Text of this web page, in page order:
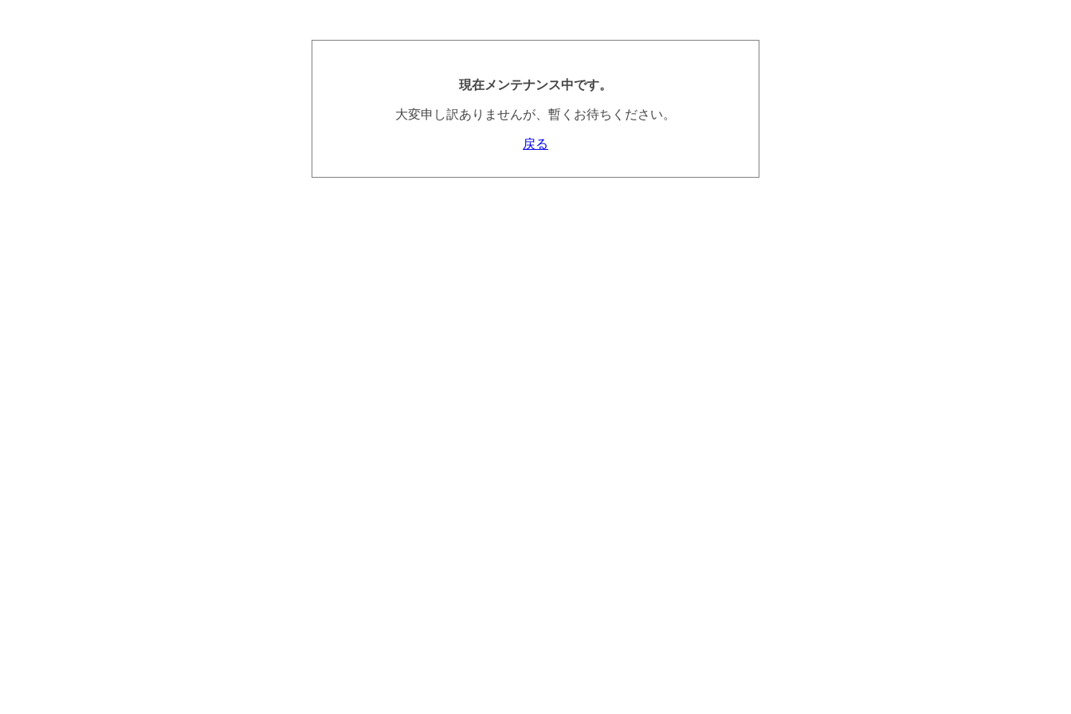
現在メンテナンス中です。
大変申し訳ありませんが、暫くお待ちください。
戻る